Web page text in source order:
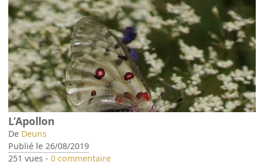
L’Apollon
De Deuns
Publié le 26/08/2019
251 vues -0 commentaire